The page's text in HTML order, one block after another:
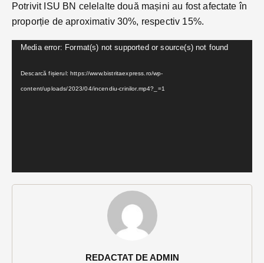
REDACTAT DE ADMIN
Potrivit ISU BN celelalte două mașini au fost afectate în
proporție de aproximativ 30%, respectiv 15%.
Player
Media error: Format(s) not supported or source(s) not found
Descarcă fișierul: https://www.bistritaexpress.ro/wp-
content/uploads/2023/04/incendiu-crinilor.mp4?_=1